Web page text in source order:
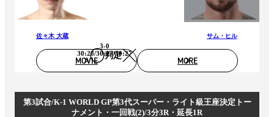
佐々木 大蔵
判定
3-0
30:28/30:27/30:27
サム・ヒル
MOVIE MORE
第3試合/K-1 WORLD GP第3代スーパー・ライト級王座決定トー
ナメント・一回戦(2)/3分3R・延長1R